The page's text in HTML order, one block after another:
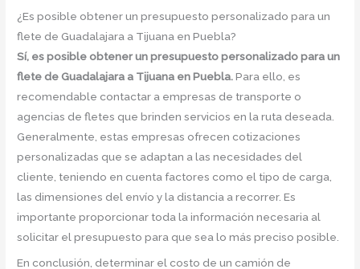
¿Es posible obtener un presupuesto personalizado para un
flete de Guadalajara a Tijuana en Puebla?
Sí, es posible obtener un presupuesto personalizado para un
flete de Guadalajara a Tijuana en Puebla.Para ello, es
recomendable contactar a empresas de transporte o
agencias de fletes que brinden servicios en la ruta deseada.
Generalmente, estas empresas ofrecen cotizaciones
personalizadas que se adaptan a las necesidades del
cliente, teniendo en cuenta factores como el tipo de carga,
las dimensiones del envío y la distancia a recorrer. Es
importante proporcionar toda la información necesaria al
solicitar el presupuesto para que sea lo más preciso posible.
En conclusión, determinar el costo de un camión de